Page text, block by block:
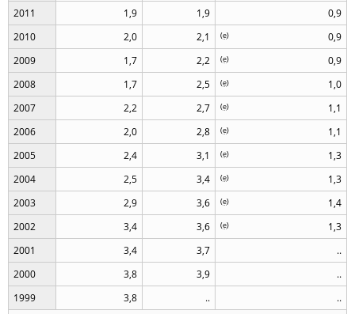
2011
1,9 1,9
0,9
2010
2,0 2,1 0,9
(e)
2009 1,7 2,2 0,9
(e)
2008 1,7 2,5 1,0
(e)
2007 2,2 2,7 1,1
(e)
2006 2,0 2,8 1,1
(e)
2005 2,4 3,1 1,3
(e)
2004 2,5 3,4 1,3
(e)
2003 2,9 3,6 1,4
(e)
2002 3,4 3,6 1,3
(e)
2001 3,4 3,7
..
2000
3,8 3,9
..
1999
3,8 ..
..